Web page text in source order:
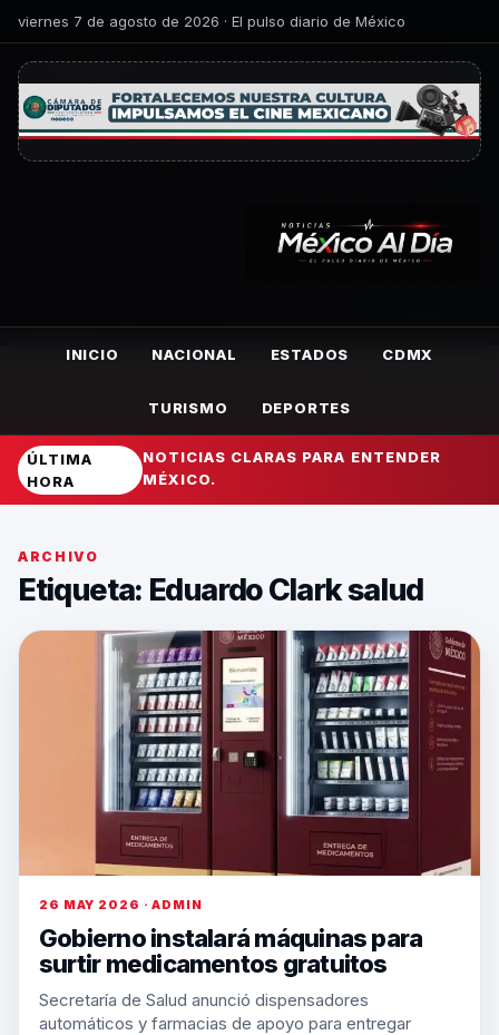
viernes 7 de agosto de 2026 · El pulso diario de México
INICIO NACIONAL ESTADOS CDMX
TURISMO DEPORTES
ÚLTIMA
HORA
NOTICIAS CLARAS PARA ENTENDER
MÉXICO.
ARCHIVO
Etiqueta: Eduardo Clark salud
26 MAY 2026 · ADMIN
Gobierno instalará máquinas para
surtir medicamentos gratuitos
Secretaría de Salud anunció dispensadores
automáticos y farmacias de apoyo para entregar